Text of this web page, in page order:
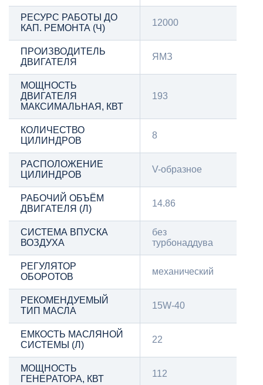
РЕСУРС РАБОТЫ ДО
КАП. РЕМОНТА (Ч)
12000
ПРОИЗВОДИТЕЛЬ
ДВИГАТЕЛЯ
ЯМЗ
МОЩНОСТЬ
ДВИГАТЕЛЯ
МАКСИМАЛЬНАЯ, КВТ
193
КОЛИЧЕСТВО
ЦИЛИНДРОВ
8
РАСПОЛОЖЕНИЕ
ЦИЛИНДРОВ
V-образное
РАБОЧИЙ ОБЪЁМ
ДВИГАТЕЛЯ (Л)
14.86
СИСТЕМА ВПУСКА
ВОЗДУХА
без
турбонаддува
РЕГУЛЯТОР
ОБОРОТОВ
механический
РЕКОМЕНДУЕМЫЙ
ТИП МАСЛА
15W-40
ЕМКОСТЬ МАСЛЯНОЙ
СИСТЕМЫ (Л)
22
МОЩНОСТЬ
ГЕНЕРАТОРА, КВТ
112